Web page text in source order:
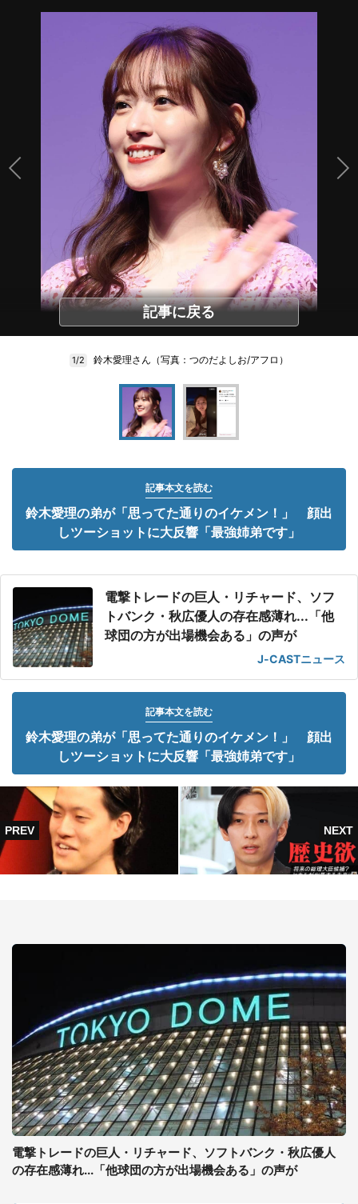
記事に戻る
1/2 鈴木愛理さん（写真：つのだよしお/アフロ）
記事本文を読む
鈴木愛理の弟が「思ってた通りのイケメン！」 顔出
しツーショットに大反響「最強姉弟です」
電撃トレードの巨人・リチャード、ソフ
トバンク・秋広優人の存在感薄れ...「他
球団の方が出場機会ある」の声が
J-CASTニュース
記事本文を読む
鈴木愛理の弟が「思ってた通りのイケメン！」 顔出
しツーショットに大反響「最強姉弟です」
電撃トレードの巨人・リチャード、ソフトバンク・秋広優人
の存在感薄れ...「他球団の方が出場機会ある」の声が